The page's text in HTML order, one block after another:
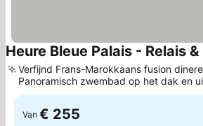
Heure Bleue Palais - Relais
Verfijnd Frans-Marokkaans fusion
Panoramisch zwembad op het dak en
op de oceaan
Van € 255